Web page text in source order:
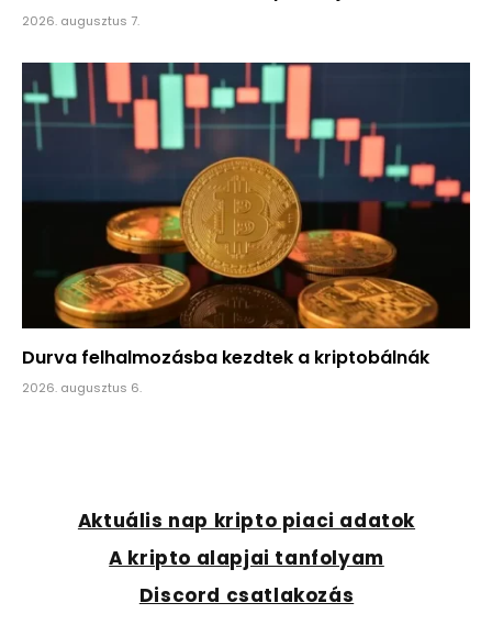
2026. augusztus 7.
Durva felhalmozásba kezdtek a kriptobálnák
2026. augusztus 6.
Aktuális nap kripto piaci adatok
A kripto alapjai tanfolyam
Discord csatlakozás